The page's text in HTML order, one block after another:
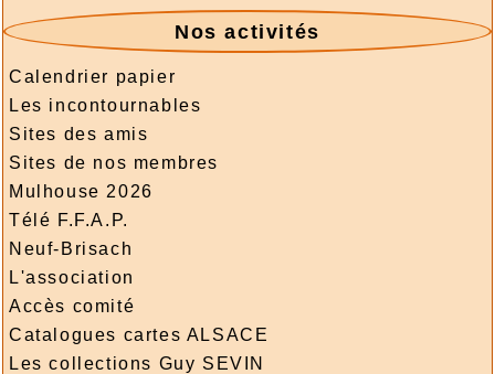
Nos activités
Calendrier papier
Les incontournables
Sites des amis
Sites de nos membres
Mulhouse 2026
Télé F.F.A.P.
Neuf-Brisach
L'association
Accès comité
Catalogues cartes ALSACE
Les collections Guy SEVIN